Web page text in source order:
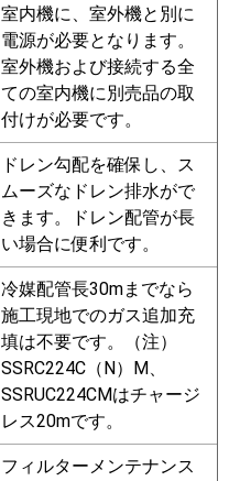
室内機に、室外機と別に
電源が必要となります。
室外機および接続する全
ての室内機に別売品の取
付けが必要です。
ドレン勾配を確保し、ス
ムーズなドレン排水がで
きます。ドレン配管が長
い場合に便利です。
冷媒配管長30mまでなら
施工現地でのガス追加充
填は不要です。（注）
SSRC224C（N）M、
SSRUC224CMはチャージ
レス20mです。
フィルターメンテナンス